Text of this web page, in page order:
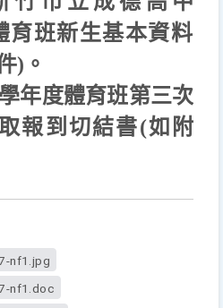
育班新生基本資料
) 。
學年度體育班第三次
報到切結書(如附
nf1.jpg
nf1.doc